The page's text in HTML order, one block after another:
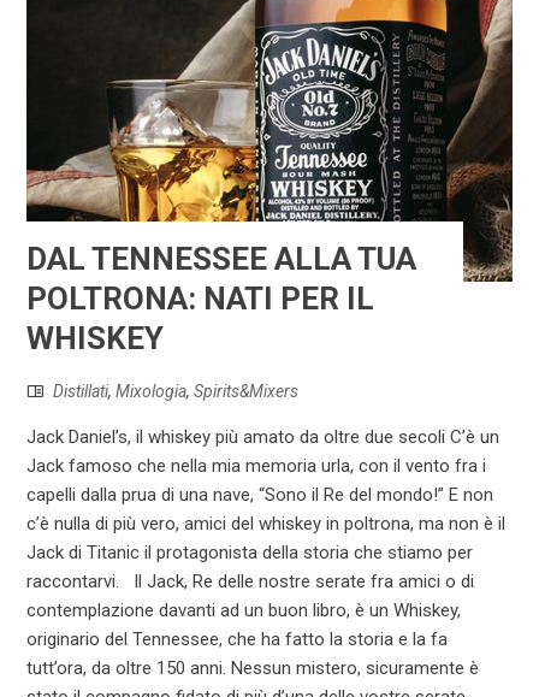
DAL TENNESSEE ALLA TUA
POLTRONA: NATI PER IL
WHISKEY
Distillati,Mixologia,Spirits&Mixers
Jack Daniel’s, il whiskey più amato da oltre due secoli C’è un
Jack famoso che nella mia memoria urla, con il vento fra i
capelli dalla prua di una nave, “Sono il Re del mondo!” E non
c’è nulla di più vero, amici del whiskey in poltrona, ma non è il
Jack di Titanic il protagonista della storia che stiamo per
raccontarvi. Il Jack, Re delle nostre serate fra amici o di
contemplazione davanti ad un buon libro, è un Whiskey,
originario del Tennessee, che ha fatto la storia e la fa
tutt’ora, da oltre 150 anni. Nessun mistero, sicuramente è